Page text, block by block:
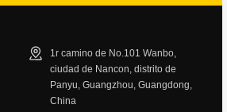
1r camino de No.101 Wanbo,
ciudad de Nancon, distrito de
Panyu, Guangzhou, Guangdong,
China